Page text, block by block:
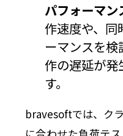
パフォーマン
作速度や、同
ーマンスを
作の遅延が発
す。
bravesoftでは、ク